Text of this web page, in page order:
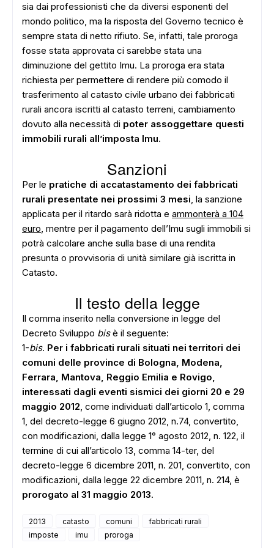
ADS
sia dai professionisti che da diversi esponenti del
mondo politico, ma la risposta del Governo tecnico è
sempre stata di netto rifiuto. Se, infatti, tale proroga
fosse stata approvata ci sarebbe stata una
diminuzione del gettito Imu. La proroga era stata
richiesta per permettere di rendere più comodo il
trasferimento al catasto civile urbano dei fabbricati
rurali ancora iscritti al catasto terreni, cambiamento
dovuto alla necessità di poter assoggettare questi
immobili rurali all’imposta Imu.
Sanzioni
Per le pratiche di accatastamento dei fabbricati
rurali presentate nei prossimi 3 mesi, la sanzione
applicata per il ritardo sarà ridotta e ammonterà a 104
euro, mentre per il pagamento dell’Imu sugli immobili si
potrà calcolare anche sulla base di una rendita
presunta o provvisoria di unità similare già iscritta in
Catasto.
Il testo della legge
Il comma inserito nella conversione in legge del
Decreto Sviluppo bisè il seguente:
1-bis. Per i fabbricati rurali situati nei territori dei
comuni delle province di Bologna, Modena,
Ferrara, Mantova, Reggio Emilia e Rovigo,
interessati dagli eventi sismici dei giorni 20 e 29
maggio 2012, come individuati dall’articolo 1, comma
1, del decreto-legge 6 giugno 2012, n.74, convertito,
con modificazioni, dalla legge 1° agosto 2012, n. 122, il
termine di cui all’articolo 13, comma 14-ter, del
decreto-legge 6 dicembre 2011, n. 201, convertito, con
modificazioni, dalla legge 22 dicembre 2011, n. 214, è
prorogato al 31 maggio 2013.
2013 catasto comuni
fabbricati rurali
imposte
imu proroga